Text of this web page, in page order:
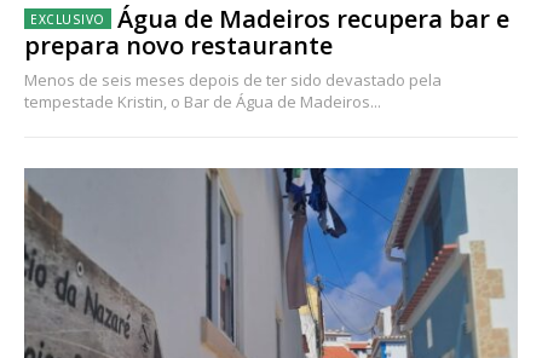
Água de Madeiros recupera bar e
prepara novo restaurante
Menos de seis meses depois de ter sido devastado pela
tempestade Kristin, o Bar de Água de Madeiros...